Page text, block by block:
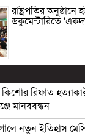
রাষ্ট্রপতির
ডকুমেন্টারিতে
রিফাত
মানববন্ধন
নতুন ইতিহাস